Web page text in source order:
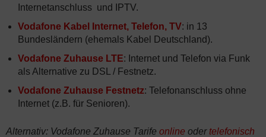
Internetanschluss und IPTV.
Vodafone Kabel Internet, Telefon, TV: in 13
Bundesländern (ehemals Kabel Deutschland).
Vodafone Zuhause LTE: Internet und Telefon via Funk
als Alternative zu DSL / Festnetz.
Vodafone Zuhause Festnetz: Telefonanschluss ohne
Internet (z.B. für Senioren).
Alternativ: Vodafone Zuhause Tarife online oder telefonisch